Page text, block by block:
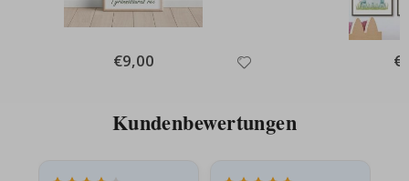
Special
Price
€9,00
Kundenbewertungen